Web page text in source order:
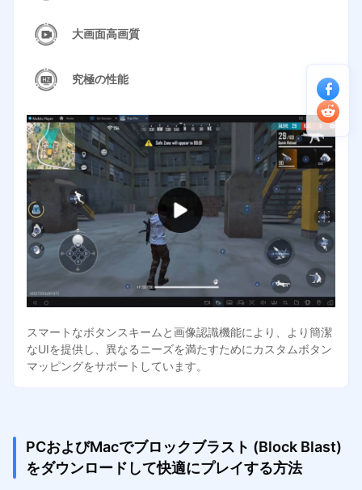
大画面高画質
究極の性能
スマートなボタンスキームと画像認識機能により、より簡潔
なUIを提供し、異なるニーズを満たすためにカスタムボタン
マッピングをサポートしています。
PCおよびMacでブロックブラスト (Block Blast)
をダウンロードして快適にプレイする方法